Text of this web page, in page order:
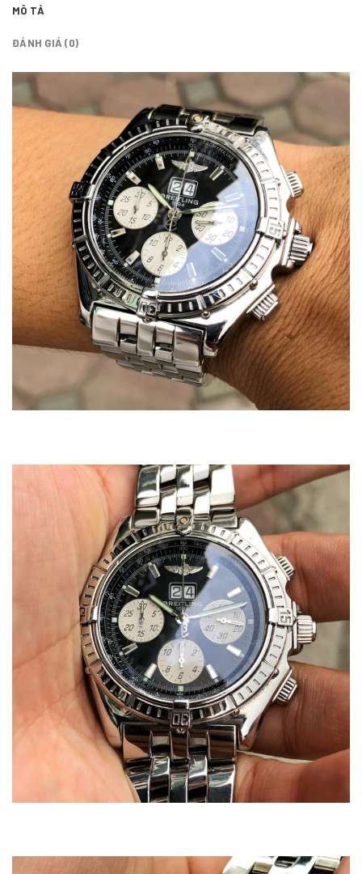
MÔ TẢ
ĐÁNH GIÁ (0)